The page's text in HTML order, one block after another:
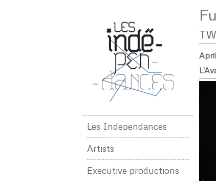
Les Independances
Artists
Executive productions